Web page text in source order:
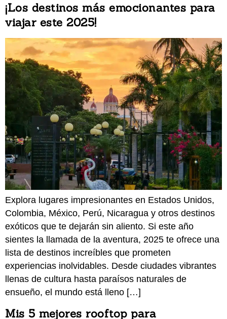
¡Los destinos más emocionantes para
viajar este 2025!
Explora lugares impresionantes en Estados Unidos,
Colombia, México, Perú, Nicaragua y otros destinos
exóticos que te dejarán sin aliento. Si este año
sientes la llamada de la aventura, 2025 te ofrece una
lista de destinos increíbles que prometen
experiencias inolvidables. Desde ciudades vibrantes
llenas de cultura hasta paraísos naturales de
ensueño, el mundo está lleno […]
Mis 5 mejores rooftop para